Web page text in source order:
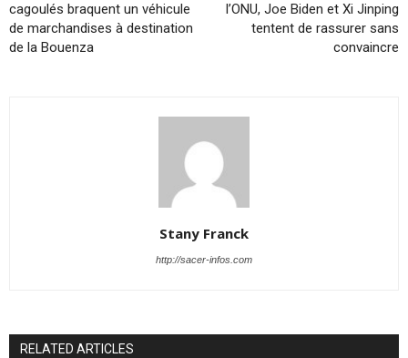
cagoulés braquent un véhicule
de marchandises à destination
de la Bouenza
l’ONU, Joe Biden et Xi Jinping
tentent de rassurer sans
convaincre
Stany Franck
http://sacer-infos.com
RELATED ARTICLES